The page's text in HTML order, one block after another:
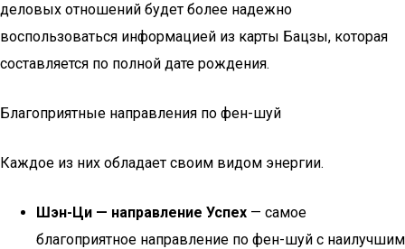
деловых отношений будет более надежно
воспользоваться информацией из карты Бацзы, которая
составляется по полной дате рождения.
Благоприятные направления по фен-шуй
Каждое из них обладает своим видом энергии.
Шэн-Ци — направление Успех — самое
благоприятное направление по фен-шуй с наилучшим